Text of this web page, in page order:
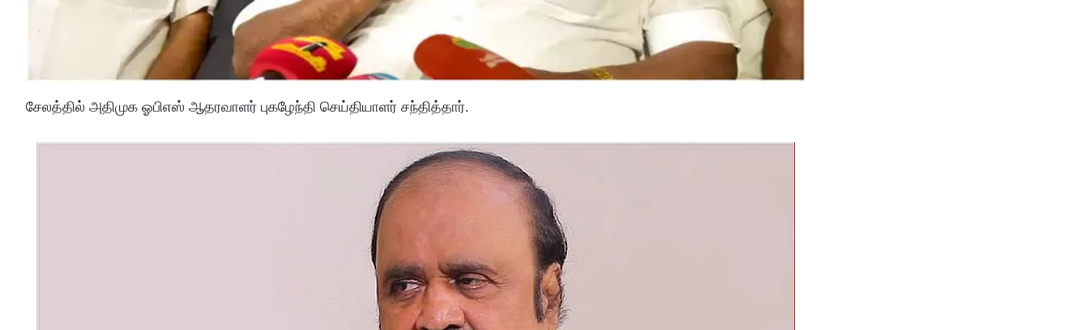
சேலத்தில் அதிமுக ஓபிஎஸ் ஆதரவாளர் புகழேந்தி செய்தியாளர் சந்தித்தார்.